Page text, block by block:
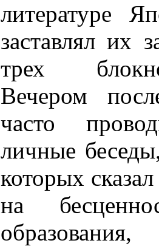
литературе
заставлял их
трех
Вечером
часто
личные
которых
на